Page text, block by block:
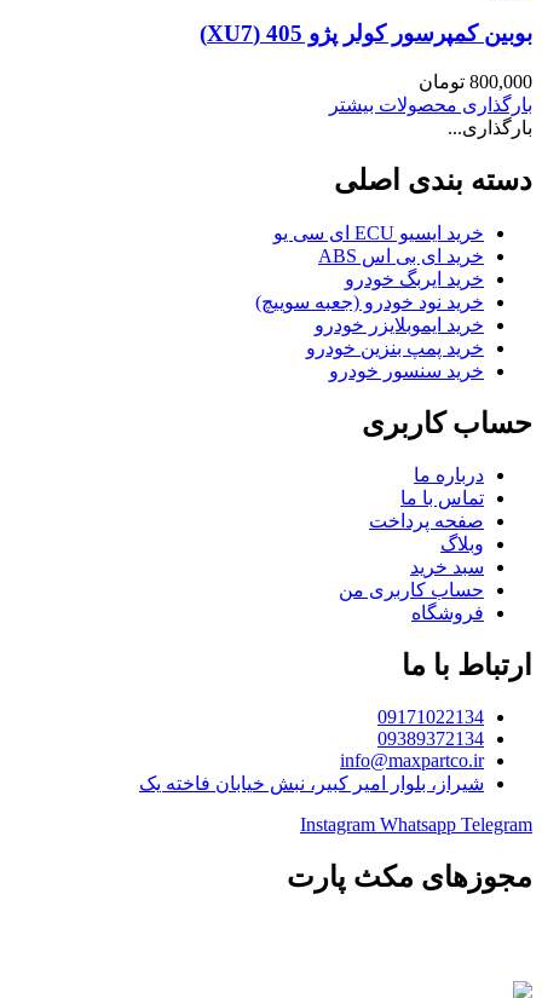
بوبین کمپرسور کولر پژو 405 (XU7)
800,000 تومان
بارگذاری محصولات بیشتر
بارگذاری...
دسته بندی اصلی
خرید ایسیو ECU ای سی یو
خرید ای بی اس ABS
خرید ایربگ خودرو
خرید نود خودرو (جعبه سوییچ)
خرید ایموبلایزر خودرو
خرید پمپ بنزین خودرو
خرید سنسور خودرو
حساب کاربری
درباره ما
تماس با ما
صفحه پرداخت
وبلاگ
سبد خرید
حساب کاربری من
فروشگاه
ارتباط با ما
09171022134
09389372134
info@maxpartco.ir
شیراز، بلوار امیر کبیر، نبش خیابان فاخته یک
Instagram Whatsapp Telegram
مجوزهای مکث پارت